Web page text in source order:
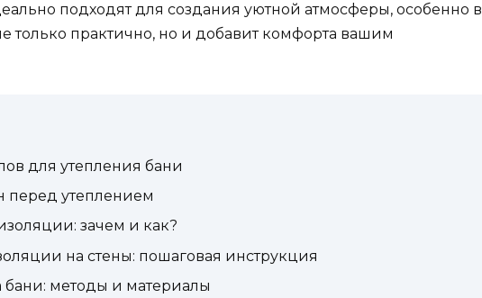
подходят для создания уютной атмосферы, особенно в
только практично, но и добавит комфорта вашим
для утепления бани
перед утеплением
зачем и как?
на стены: пошаговая инструкция
бани: методы и материалы